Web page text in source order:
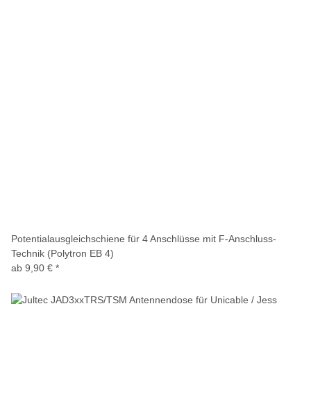
Potentialausgleichschiene für 4 Anschlüsse mit F-Anschluss-
Technik (Polytron EB 4)
ab 9,90 € *